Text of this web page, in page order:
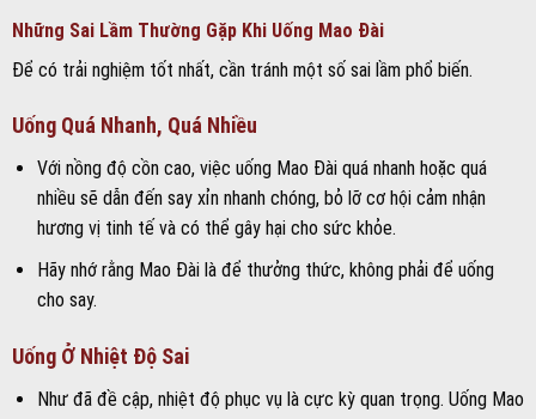
Những Sai Lầm Thường Gặp Khi Uống Mao Đài
Để có trải nghiệm tốt nhất, cần tránh một số sai lầm phổ biến.
Uống Quá Nhanh, Quá Nhiều
Với nồng độ cồn cao, việc uống Mao Đài quá nhanh hoặc quá
nhiều sẽ dẫn đến say xỉn nhanh chóng, bỏ lỡ cơ hội cảm nhận
hương vị tinh tế và có thể gây hại cho sức khỏe.
Hãy nhớ rằng Mao Đài là để thưởng thức, không phải để uống
cho say.
Uống Ở Nhiệt Độ Sai
Như đã đề cập, nhiệt độ phục vụ là cực kỳ quan trọng. Uống Mao